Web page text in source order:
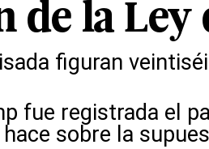
de la Ley
figuran
fue registrada el
sobre la